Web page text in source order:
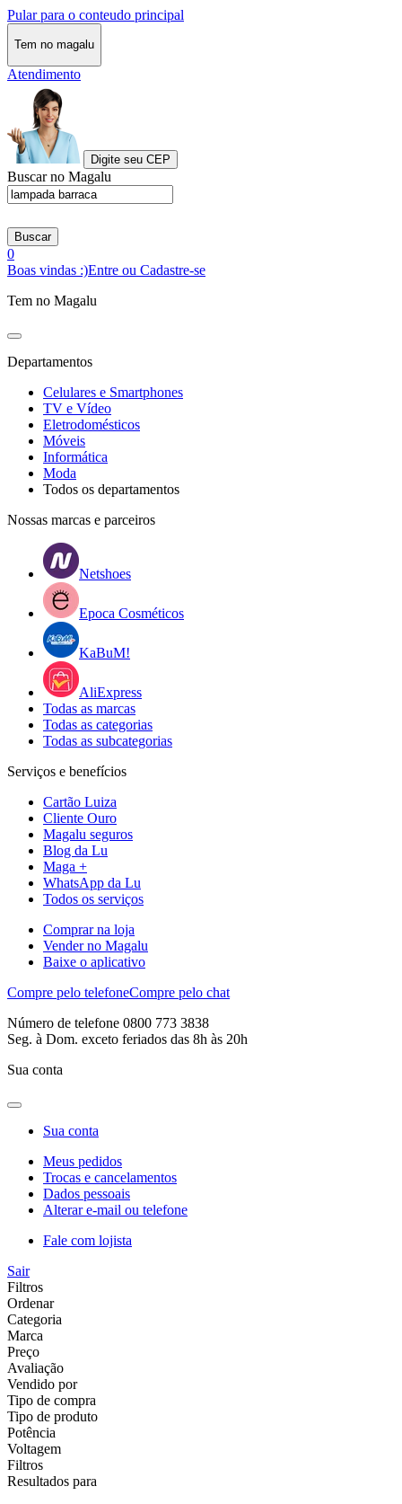
Pular para o conteudo principal
Tem no magalu
Atendimento
Digite seu CEP
Buscar no Magalu
Buscar
0
Boas vindas :)Entre ou Cadastre-se
Tem no Magalu
Departamentos
Celulares e Smartphones
TV e Vídeo
Eletrodomésticos
Móveis
Informática
Moda
Todos os departamentos
Nossas marcas e parceiros
Netshoes
Epoca Cosméticos
KaBuM!
AliExpress
Todas as marcas
Todas as categorias
Todas as subcategorias
Serviços e benefícios
Cartão Luiza
Cliente Ouro
Magalu seguros
Blog da Lu
Maga +
WhatsApp da Lu
Todos os serviços
Comprar na loja
Vender no Magalu
Baixe o aplicativo
Compre pelo telefoneCompre pelo chat
Número de telefone 0800 773 3838
Seg. à Dom. exceto feriados das 8h às 20h
Sua conta
Sua conta
Meus pedidos
Trocas e cancelamentos
Dados pessoais
Alterar e-mail ou telefone
Fale com lojista
Sair
Filtros
Ordenar
Categoria
Marca
Preço
Avaliação
Vendido por
Tipo de compra
Tipo de produto
Potência
Voltagem
Filtros
Resultados para